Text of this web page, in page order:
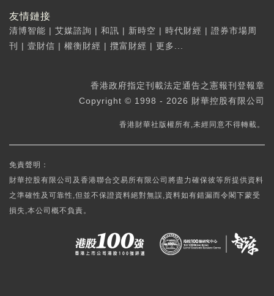
友情鏈接
清博智能 | 艾媒諮詢 | 和訊 | 新時空 | 時代財經 | 證券市場周
刊
| 壹財信 | 權衡財經 | 攬富財經 | 更多...
香港政府指定刊載法定通告之憲報刊登報章
Copyright © 1998 - 2026 財華控股有限公司
香港財華社版權所有,未經同意不得轉載。
免責聲明：
財華控股有限公司及香港聯合交易所有限公司將盡力確保彼等所提供資料
之準確性及可靠性,但並不保證資料絕對無誤,資料如有錯漏而令閣下蒙受
損失,本公司概不負責。